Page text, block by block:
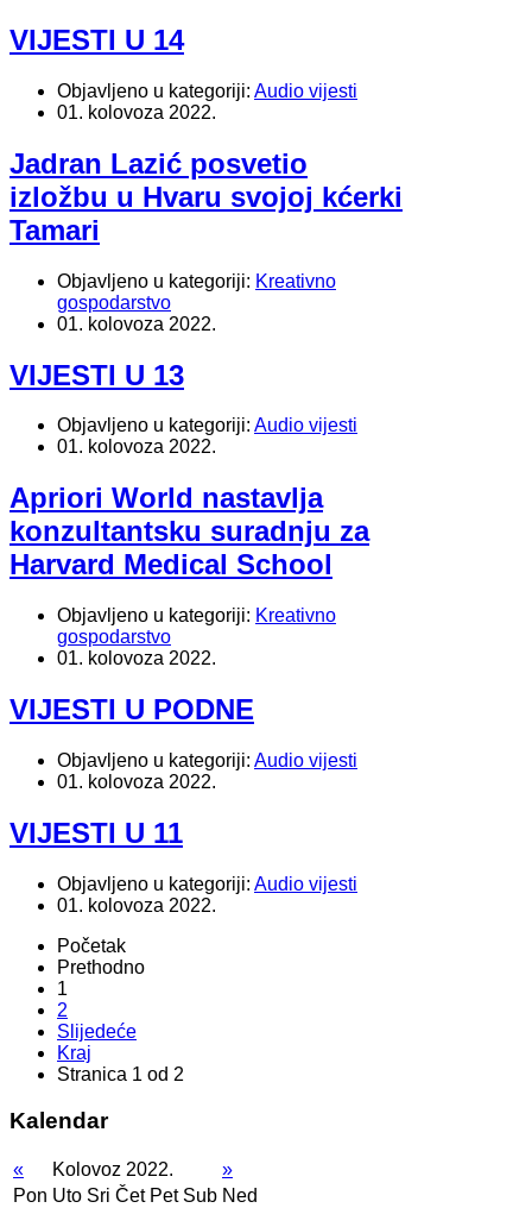
VIJESTI U 14
Objavljeno u kategoriji: Audio vijesti
01. kolovoza 2022.
Jadran Lazić posvetio
izložbu u Hvaru svojoj kćerki
Tamari
Objavljeno u kategoriji: Kreativno
gospodarstvo
01. kolovoza 2022.
VIJESTI U 13
Objavljeno u kategoriji: Audio vijesti
01. kolovoza 2022.
Apriori World nastavlja
konzultantsku suradnju za
Harvard Medical School
Objavljeno u kategoriji: Kreativno
gospodarstvo
01. kolovoza 2022.
VIJESTI U PODNE
Objavljeno u kategoriji: Audio vijesti
01. kolovoza 2022.
VIJESTI U 11
Objavljeno u kategoriji: Audio vijesti
01. kolovoza 2022.
Početak
Prethodno
1
2
Slijedeće
Kraj
Stranica 1 od 2
Kalendar
« Kolovoz 2022.
»
Pon Uto Sri Čet Pet Sub Ned